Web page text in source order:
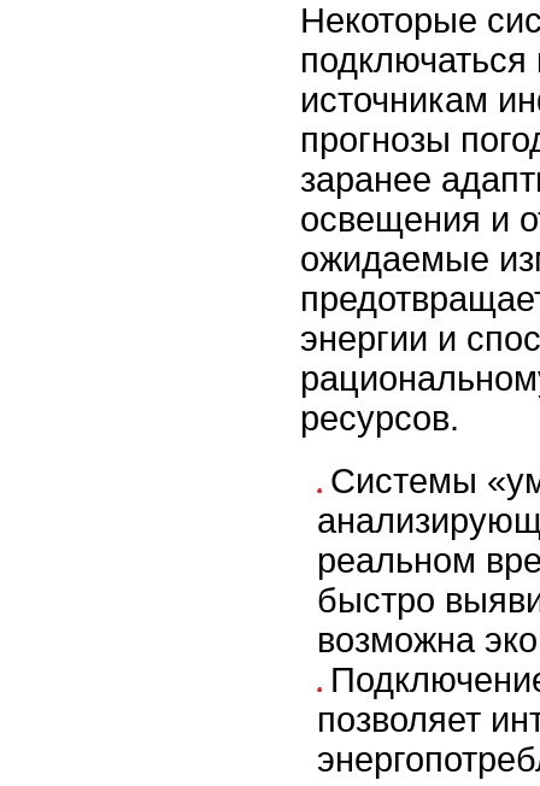
Некоторые
источникам
прогнозы
заранее
освещения и
ожидаемые
энергии и
ресурсов.
Системы
реальном
быстро
возможна
позволяет